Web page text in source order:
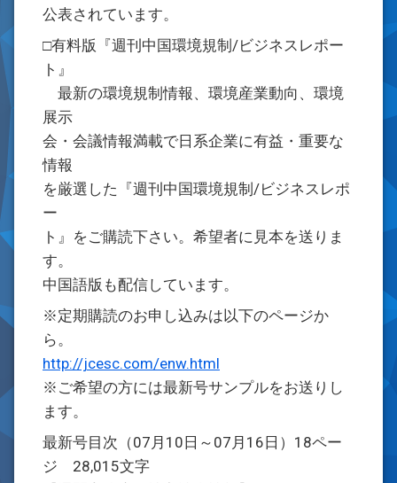
公表されています。
□有料版『週刊中国環境規制/ビジネスレポー
ト』
最新の環境規制情報、環境産業動向、環境
展示
会・会議情報満載で日系企業に有益・重要な
情報
を厳選した『週刊中国環境規制/ビジネスレポ
ー
ト』をご購読下さい。希望者に見本を送りま
す。
中国語版も配信しています。
※定期購読のお申し込みは以下のページか
ら。
http://jcesc.com/enw.html
※ご希望の方には最新号サンプルをお送りし
ます。
最新号目次（07月10日～07月16日）18ペー
ジ 28,015文字